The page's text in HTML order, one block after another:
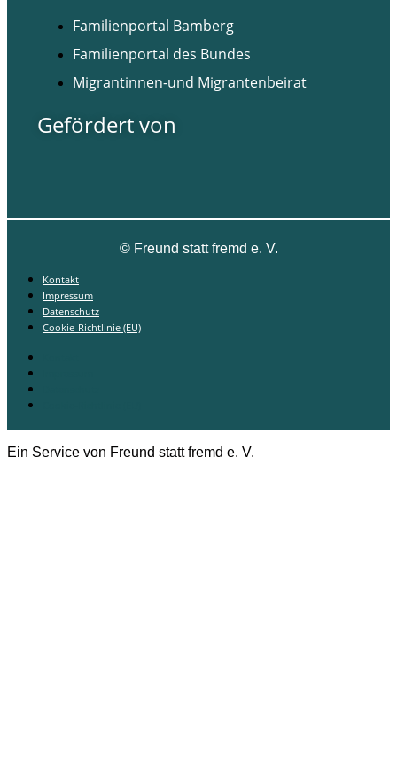
Familienportal Bamberg
Familienportal des Bundes
Migrantinnen-und Migrantenbeirat
Gefördert von
©Freund statt fremd e. V.
Kontakt
Impressum
Datenschutz
Cookie-Richtlinie (EU)
Ein Service von Freund statt fremd e. V.